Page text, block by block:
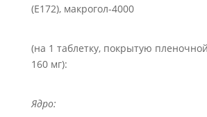
(Е172), макрогол-4000
(на 1 таблетку, покрытую
160 мг):
Ядро: